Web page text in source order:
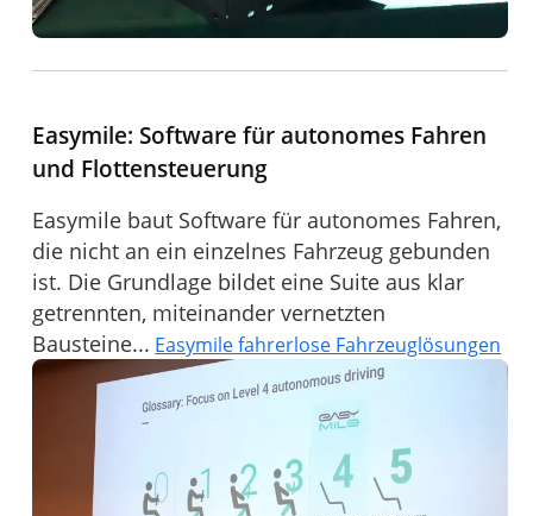
Easymile: Software für autonomes Fahren
und Flottensteuerung
Easymile baut Software für autonomes Fahren,
die nicht an ein einzelnes Fahrzeug gebunden
ist. Die Grundlage bildet eine Suite aus klar
getrennten, miteinander vernetzten
Bausteine... Easymile fahrerlose Fahrzeuglösungen